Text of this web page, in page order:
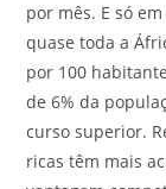
por mês. E só
quase toda a
por 100
de 6% da
curso superior.
ricas têm mais